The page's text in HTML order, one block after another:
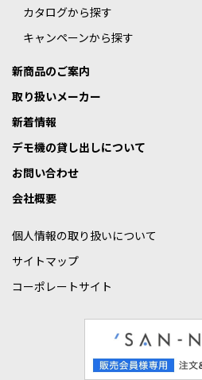
カタログから探す
キャンペーンから探す
新商品のご案内
取り扱いメーカー
新着情報
デモ機の貸し出しについて
お問い合わせ
会社概要
個人情報の取り扱いについて
サイトマップ
コーポレートサイト